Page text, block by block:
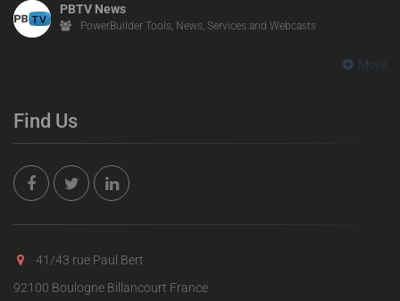
PBTV News
PowerBuilder Tools, News, Services and Webcasts
More
Find Us
41/43 rue Paul Bert
92100 Boulogne Billancourt France